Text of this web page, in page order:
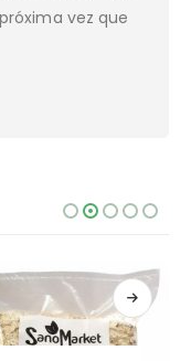
vez que